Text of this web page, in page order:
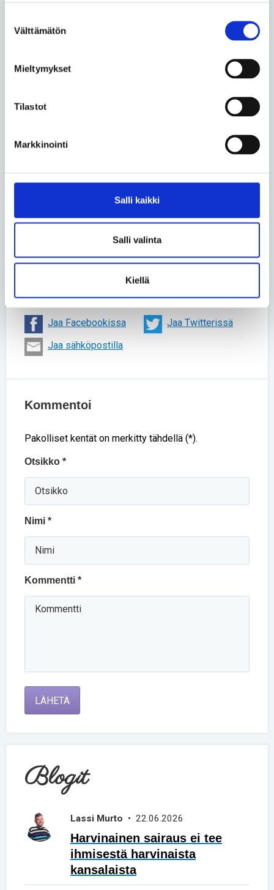
valinta
Välttämätön
Mieltymykset
Tilastot
Markkinointi
Salli kaikki
Salli valinta
Kiellä
rohkaisua ja vinkkejä siitä, miten käytännössä voi
– Kannustan kaikkia, joita kiinnostaa vaikuttaminen,
kehittyä ennen kuin aloittaa! Tapoja vaikuttaa on niin
Lisätietoa: hanna.lahti@ invalidiliitto.fi, p. 044 765
Teksti Tapio Rusanen
Lue lisää aihepiiristä
Jaa uutinen
Jaa Facebookissa
Jaa Twitterissä
Jaa sähköpostilla
Kommentoi
Pakolliset kentät on merkitty tähdellä (*).
Otsikko *
Nimi *
Kommentti *
LÄHETÄ
Blogit
Lassi Murto • 22.06.2026
Harvinainen sairaus ei tee
ihmisestä harvinaista
kansalaista